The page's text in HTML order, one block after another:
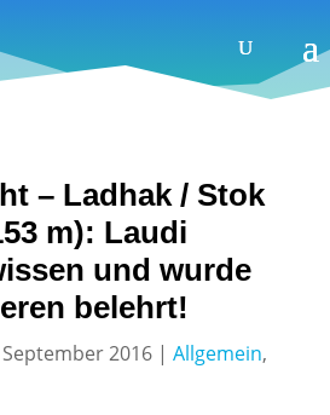
– Ladhak / Stok
m): Laudi
und wurde
belehrt!
2016| Allgemein,